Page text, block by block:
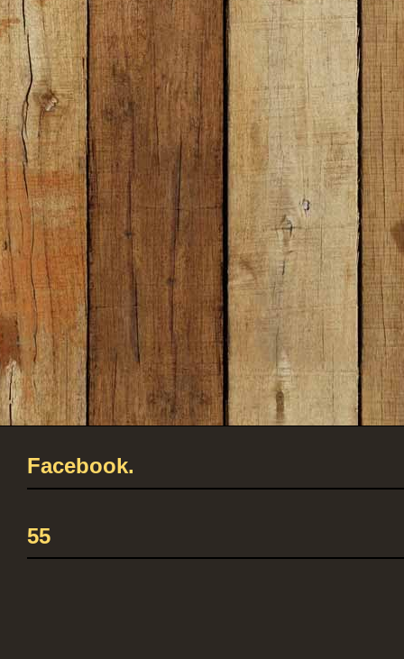
Facebook.
55